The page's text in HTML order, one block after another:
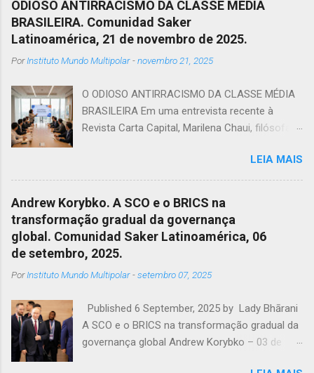
ODIOSO ANTIRRACISMO DA CLASSE MÉDIA
BRASILEIRA. Comunidad Saker
Latinoamérica, 21 de novembro de 2025.
PorInstituto Mundo Multipolar -novembro 21, 2025
O ODIOSO ANTIRRACISMO DA CLASSE MÉDIA
BRASILEIRA Em uma entrevista recente à
Revista Carta Capital, Marilena Chaui, filósofa e
afirmou que em uma sociedade capitalista,
dividida entre dominadores e dominados, a
classe média cumpre uma função: mesmo
sem identidade, serve de correia de
transmissão dos valores das classes
dominantes. Ela, ao mesmo tempo em que
possui o sonho de ser burguesia, convive com
um pesadelo constante, cair na pobreza.
cria a ilusão de pertencer a burguesia por meio
do consumo de sinais de riqueza, o carro, a
casa com seus inúmeros banheiros, as viagens
LEIA MAIS
Andrew Korybko. A SCO e o BRICS na
transformação gradual da governança
global. Comunidad Saker Latinoamérica, 06
de setembro, 2025.
PorInstituto Mundo Multipolar -setembro 07, 2025
Published 6 September, 2025 by Lady Bhārani
A SCO e o BRICS na transformação gradual da
governança global Andrew Korybko – 03 de